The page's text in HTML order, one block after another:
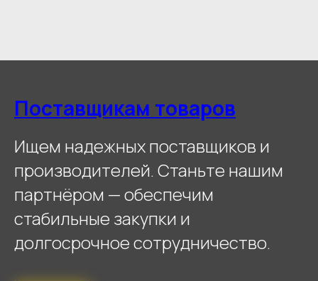
Поставщикам товаров
Ищем надежных поставщиков и
производителей. Станьте нашим
партнёром — обеспечим
стабильные закупки и
долгосрочное сотрудничество.